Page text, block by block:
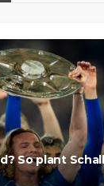
So plant